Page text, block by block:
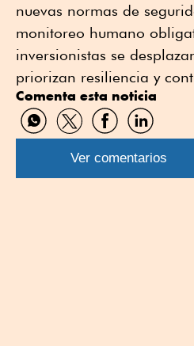
nuevas normas de
monitoreo humano
inversionistas se
priorizan resiliencia y
Comenta esta noticia
Compartir
por
WhatsApp
Compartir
por
Twitter
Compartir
por
Facebook
Compartir
por
Linkedin
Ver comentarios